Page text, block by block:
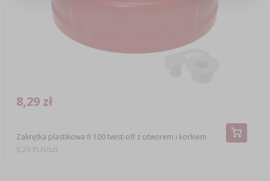
Zakrętka plastikowa fi 100 twist-off z otworem i korkiem
8,29 zł
8,29 PLN/szt.